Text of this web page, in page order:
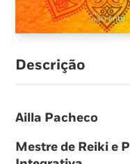
Descrição
Ailla Pacheco
Mestre de Reiki e